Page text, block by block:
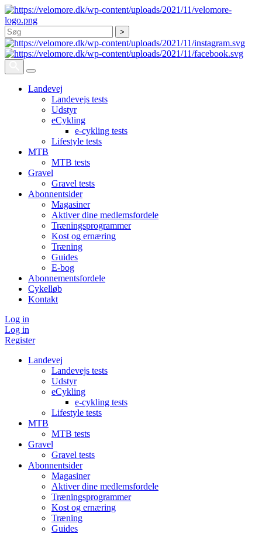
Søg
Landevej
Landevejs tests
Udstyr
eCykling
e-cykling tests
Lifestyle tests
MTB
MTB tests
Gravel
Gravel tests
Abonnentsider
Magasiner
Aktiver dine medlemsfordele
Træningsprogrammer
Kost og ernæring
Træning
Guides
E-bog
Abonnementsfordele
Cykelløb
Kontakt
Log in
Log in
Register
Landevej
Landevejs tests
Udstyr
eCykling
e-cykling tests
Lifestyle tests
MTB
MTB tests
Gravel
Gravel tests
Abonnentsider
Magasiner
Aktiver dine medlemsfordele
Træningsprogrammer
Kost og ernæring
Træning
Guides